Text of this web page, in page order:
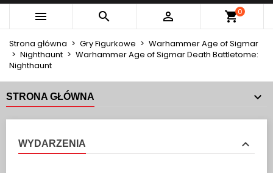
   0
Strona główna Gry Figurkowe
Warhammer Age of Sigmar
Nighthaunt
Warhammer Age of Sigmar Death Battletome:
Nighthaunt
STRONA GŁÓWNA
WYDARZENIA
Utwórz listę życzeń
Anuluj Zaloguj się